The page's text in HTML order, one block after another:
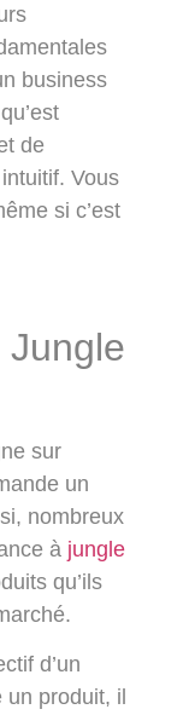
business
de
Vous
si c’est
sur
un
nombreux
à jungle
qu’ils
d’un
produit, il